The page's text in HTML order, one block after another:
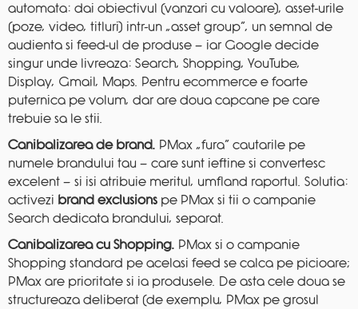
automata: dai obiectivul (vanzari cu valoare), asset-urile
(poze, video, titluri) intr-un „asset group”, un semnal de
audienta si feed-ul de produse — iar Google decide
singur unde livreaza: Search, Shopping, YouTube,
Display, Gmail, Maps. Pentru ecommerce e foarte
puternica pe volum, dar are doua capcane pe care
trebuie sa le stii.
Canibalizarea de brand. PMax „fura” cautarile pe
numele brandului tau — care sunt ieftine si convertesc
excelent — si isi atribuie meritul, umfland raportul. Solutia:
activezi brand exclusions pe PMax si tii o campanie
Search dedicata brandului, separat.
Canibalizarea cu Shopping. PMax si o campanie
Shopping standard pe acelasi feed se calca pe picioare;
PMax are prioritate si ia produsele. De asta cele doua se
structureaza deliberat (de exemplu, PMax pe grosul